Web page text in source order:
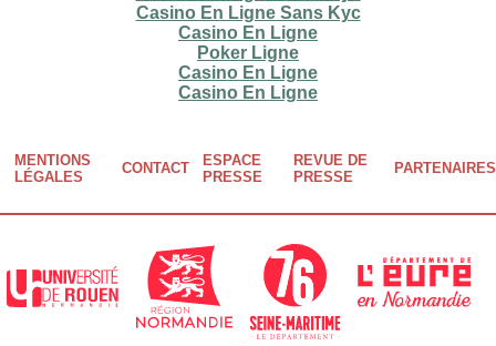
Casino En Ligne Sans Kyc
Casino En Ligne
Poker Ligne
Casino En Ligne
Casino En Ligne
Footer
menu
MENTIONS
LÉGALES
CONTACT
ESPACE
PRESSE
REVUE DE
PRESSE
PARTENAIRES